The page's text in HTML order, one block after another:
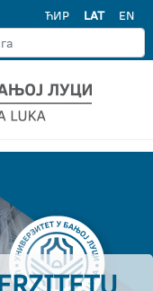
ЋИР LAT EN